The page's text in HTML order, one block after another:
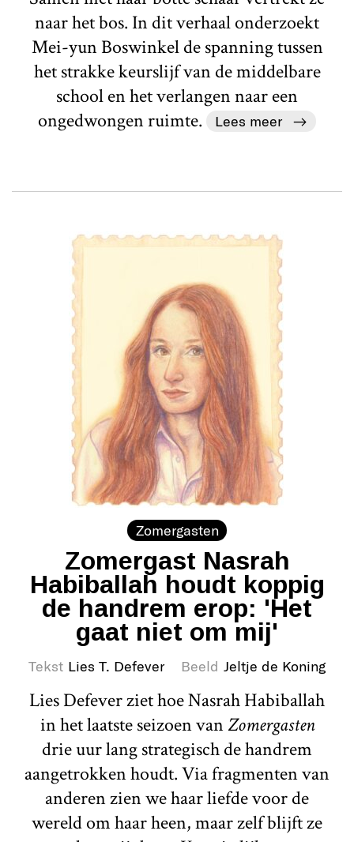
naar het bos. In dit verhaal onderzoekt
Mei-yun Boswinkel de spanning tussen
het strakke keurslijf van de middelbare
school en het verlangen naar een
ongedwongen ruimte.
Lees meer
Zomergasten
Zomergast Nasrah
Habiballah houdt koppig
de handrem erop: 'Het
gaat niet om mij'
Tekst Lies T. Defever Beeld Jeltje de Koning
Lies Defever ziet hoe Nasrah Habiballah
in het laatste seizoen vanZomergasten
drie uur lang strategisch de handrem
aangetrokken houdt. Via fragmenten van
anderen zien we haar liefde voor de
wereld om haar heen, maar zelf blijft ze